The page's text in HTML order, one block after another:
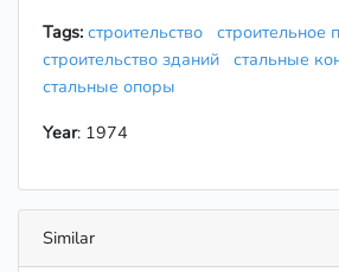
Tags: строительство строительное
строительство зданий стальные
стальные опоры
Year: 1974
Similar